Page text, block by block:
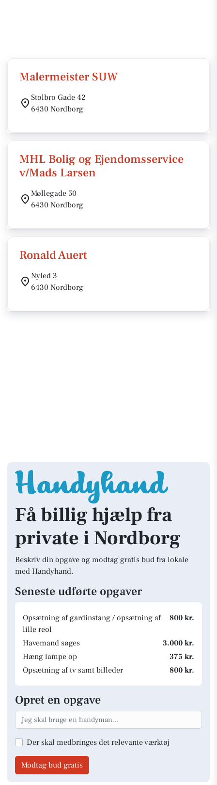
Malermeister SUW
Stolbro Gade 42
6430 Nordborg
MHL Bolig og Ejendomsservice
v/Mads Larsen
Møllegade 50
6430 Nordborg
Ronald Auert
Nyled 3
6430 Nordborg
Få billig hjælp fra
private i Nordborg
Beskriv din opgave og modtag gratis bud fra lokale
med Handyhand.
Seneste udførte opgaver
Opsætning af gardinstang / opsætning af
lille reol
800 kr.
Havemand søges
3.000 kr.
Hæng lampe op
375 kr.
Opsætning af tv samt billeder
800 kr.
Opret en opgave
Der skal medbringes det relevante værktøj
Modtag bud gratis